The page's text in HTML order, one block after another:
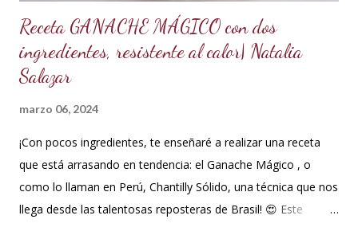
Receta GANACHE MÁGICO con dos
ingredientes, resistente al calor| Natalia
Salazar
marzo 06, 2024
¡Con pocos ingredientes, te enseñaré a realizar una receta
que está arrasando en tendencia: el Ganache Mágico , o
como lo llaman en Perú, Chantilly Sólido, una técnica que nos
llega desde las talentosas reposteras de Brasil! 😍 Este